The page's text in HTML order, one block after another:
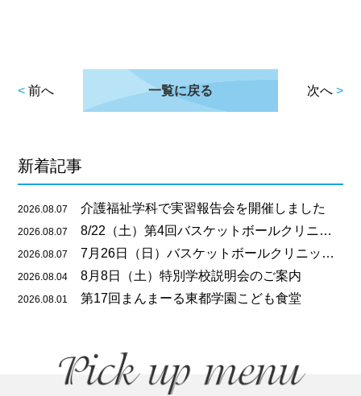
<前へ 一覧に戻る 次へ>
新着記事
2026.08.07 介護福祉学科で実習報告会を開催しました
2026.08.07 8/22（土）第4回バスケットボールクリニックのご案内
2026.08.07 7月26日（日）バスケットボールクリニックを開催しました
2026.08.04 8月8日（土）特別学校説明会のご案内
2026.08.01 第17回まんまーる東都学園こども食堂